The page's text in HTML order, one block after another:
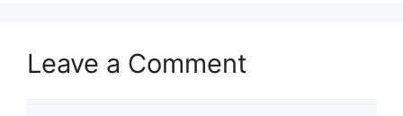
Leave a Comment